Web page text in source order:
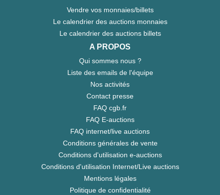
Vendre vos monnaies/billets
Le calendrier des auctions monnaies
Le calendrier des auctions billets
A PROPOS
Qui sommes nous ?
Liste des emails de l'équipe
Nos activités
Contact presse
FAQ cgb.fr
FAQ E-auctions
FAQ internet/live auctions
Conditions générales de vente
Conditions d'utilisation e-auctions
Conditions d'utilisation Internet/Live auctions
Mentions légales
Politique de confidentialité